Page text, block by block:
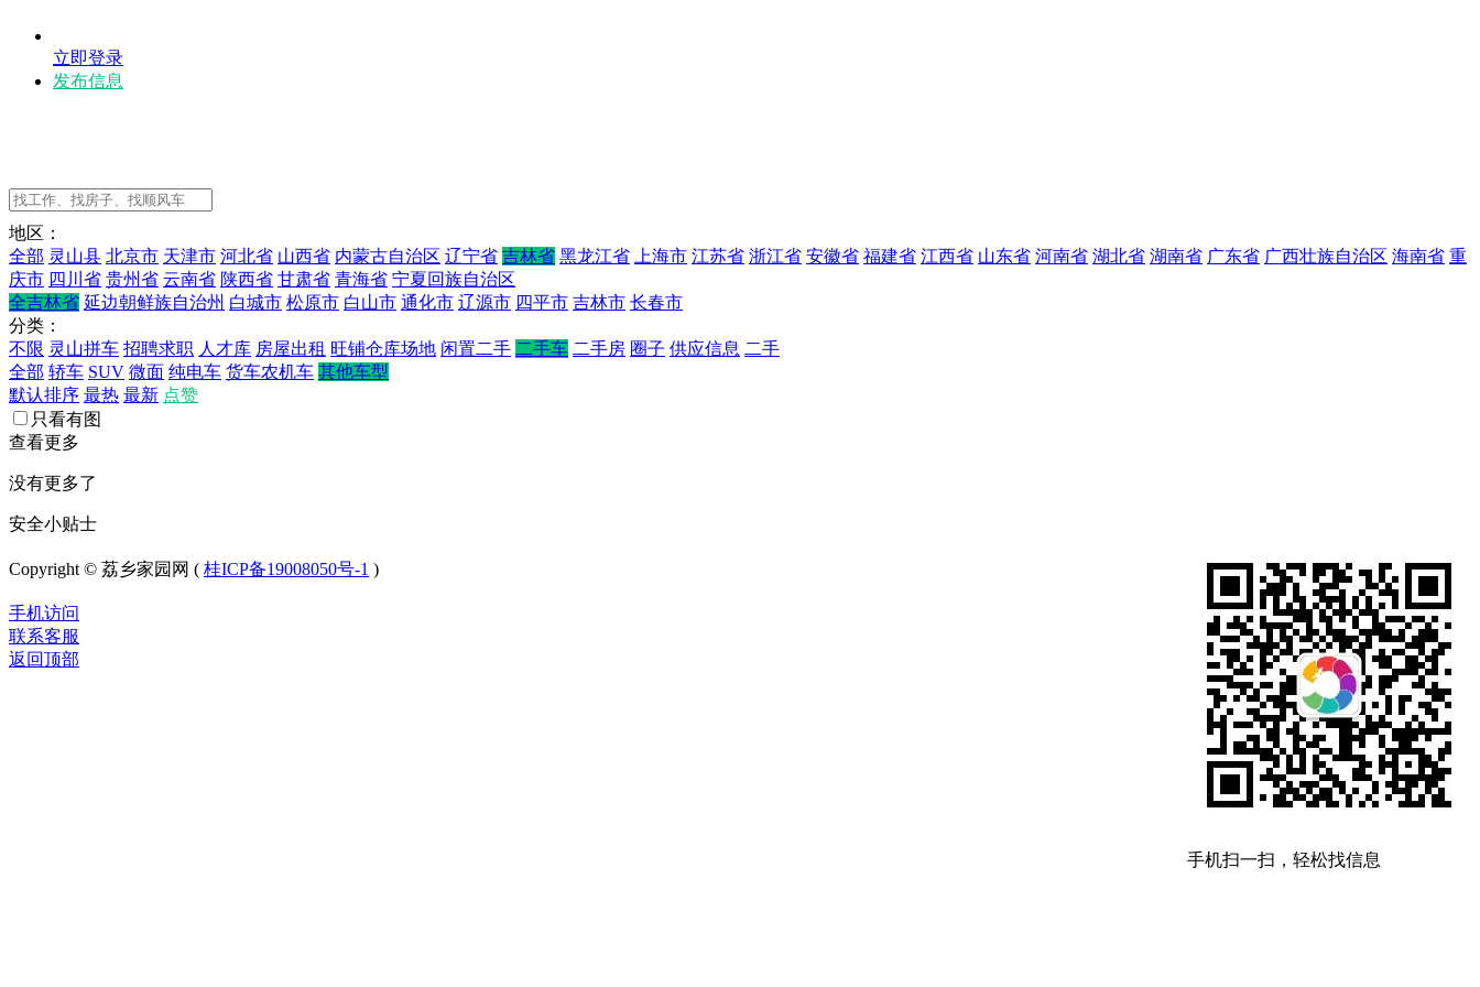
立即登录
发布信息
地区：
全部 灵山县 北京市 天津市 河北省 山西省 内蒙古自治区 辽宁省 吉林省 黑龙江省 上海市 江苏省 浙江省 安徽省 福建省 江西省 山东省 河南省 湖北省 湖南省 广东省 广西壮族自治区 海南省 重
庆市 四川省 贵州省 云南省 陕西省 甘肃省 青海省 宁夏回族自治区
全吉林省 延边朝鲜族自治州 白城市 松原市 白山市 通化市 辽源市 四平市 吉林市 长春市
分类：
不限 灵山拼车 招聘求职 人才库 房屋出租 旺铺仓库场地 闲置二手 二手车 二手房 圈子 供应信息 二手
全部 轿车 SUV 微面 纯电车 货车农机车 其他车型
默认排序 最热 最新 点赞
只看有图
查看更多
没有更多了
安全小贴士
手机扫一扫，轻松找信息
Copyright © 荔乡家园网 ( 桂ICP备19008050号-1 )
手机访问
联系客服
返回顶部